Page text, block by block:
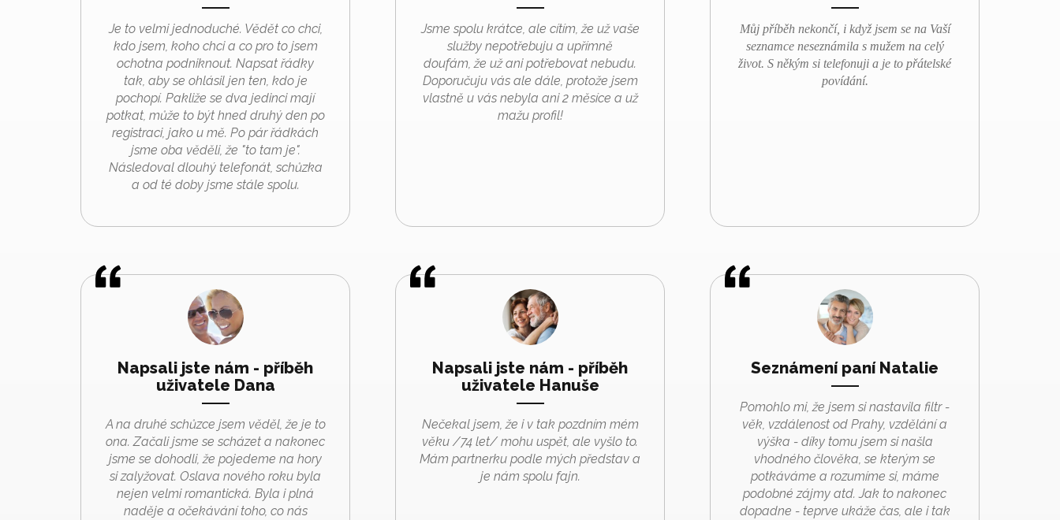
Je to velmi jednoduché. Vědět co chci,
kdo jsem, koho chci a co pro to jsem
ochotna podniknout. Napsat řádky
tak, aby se ohlásil jen ten, kdo je
pochopí. Pakliže se dva jedinci mají
potkat, může to být hned druhý den po
registraci, jako u mě. Po pár řádkách
jsme oba věděli, že "to tam je".
Následoval dlouhý telefonát, schůzka
a od té doby jsme stále spolu.
Jsme spolu krátce, ale cítím, že už vaše
služby nepotřebuju a upřímně
doufám, že už ani potřebovat nebudu.
Doporučuju vás ale dále, protože jsem
vlastně u vás nebyla ani 2 měsíce a už
mažu profil!
Můj příběh nekončí, i když jsem se na Vaší
seznamce neseznámila s mužem na celý
život. S někým si telefonuji a je to přátelské
povídání.
Napsali jste nám - příběh
uživatele Dana
A na druhé schůzce jsem věděl, že je to
ona. Začali jsme se scházet a nakonec
jsme se dohodli, že pojedeme na hory
si zalyžovat. Oslava nového roku byla
nejen velmi romantická. Byla i plná
naděje a očekávání toho, co nás
Napsali jste nám - příběh
uživatele Hanuše
Nečekal jsem, že i v tak pozdním mém
věku /74 let/ mohu uspět, ale vyšlo to.
Mám partnerku podle mých představ a
je nám spolu fajn.
Seznámení paní Natalie
Pomohlo mi, že jsem si nastavila filtr -
věk, vzdálenost od Prahy, vzdělání a
výška - díky tomu jsem si našla
vhodného člověka, se kterým se
potkáváme a rozumíme si, máme
podobné zájmy atd. Jak to nakonec
dopadne - teprve ukáže čas, ale i tak